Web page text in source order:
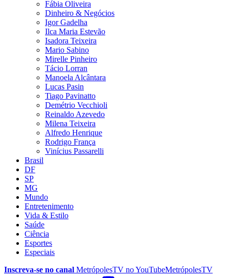
Fábia Oliveira
Dinheiro & Negócios
Igor Gadelha
Ilca Maria Estevão
Isadora Teixeira
Mario Sabino
Mirelle Pinheiro
Tácio Lorran
Manoela Alcântara
Lucas Pasin
Tiago Pavinatto
Demétrio Vecchioli
Reinaldo Azevedo
Milena Teixeira
Alfredo Henrique
Rodrigo França
Vinícius Passarelli
Brasil
DF
SP
MG
Mundo
Entretenimento
Vida & Estilo
Saúde
Ciência
Esportes
Especiais
Inscreva-se no canal MetrópolesTV noYouTubeMetrópolesTV